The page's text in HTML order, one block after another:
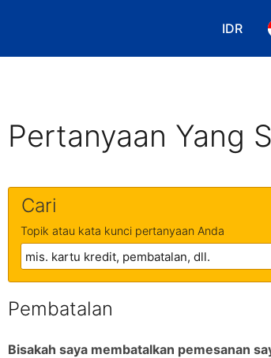
IDR
Pilih
Pertanyaan Yang
Cari
Topik atau kata kunci pertanyaan Anda
Pembatalan
Bisakah saya membatalkan pemesanan